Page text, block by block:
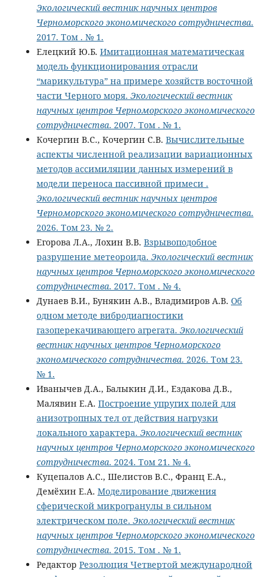
Экологический вестник научных центров
Черноморского экономического сотрудничества.
2017. Том . № 1.
Елецкий Ю.Б. Имитационная математическая
модель функционирования отрасли
“марикультура” на примере хозяйств восточной
части Черного моря. Экологический вестник
научных центров Черноморского экономического
сотрудничества. 2007. Том . № 1.
Кочергин В.С., Кочергин С.В. Вычислительные
аспекты численной реализации вариационных
методов ассимиляции данных измерений в
модели переноса пассивной примеси .
Экологический вестник научных центров
Черноморского экономического сотрудничества.
2026. Том 23. № 2.
Егорова Л.А., Лохин В.В. Взрывоподобное
разрушение метеороида. Экологический вестник
научных центров Черноморского экономического
сотрудничества. 2017. Том . № 4.
Дунаев В.И., Бунякин А.В., Владимиров А.В. Об
одном методе вибродиагностики
газоперекачивающего агрегата. Экологический
вестник научных центров Черноморского
экономического сотрудничества. 2026. Том 23.
№ 1.
Иванычев Д.А., Балыкин Д.И., Ездакова Д.В.,
Малявин Е.А. Построение упругих полей для
анизотропных тел от действия нагрузки
локального характера. Экологический вестник
научных центров Черноморского экономического
сотрудничества. 2024. Том 21. № 4.
Куцепалов А.С., Шелистов В.С., Франц Е.А.,
Демёхин Е.А. Моделирование движения
сферической микрогранулы в сильном
электрическом поле. Экологический вестник
научных центров Черноморского экономического
сотрудничества. 2015. Том . № 1.
Редактор Резолюция Четвертой международной